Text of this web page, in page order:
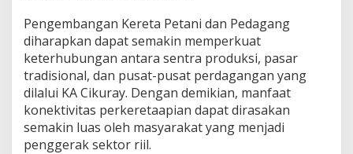
Pengembangan Kereta Petani dan Pedagang
diharapkan dapat semakin memperkuat
keterhubungan antara sentra produksi, pasar
tradisional, dan pusat-pusat perdagangan yang
dilalui KA Cikuray. Dengan demikian, manfaat
konektivitas perkeretaapian dapat dirasakan
semakin luas oleh masyarakat yang menjadi
penggerak sektor riil.